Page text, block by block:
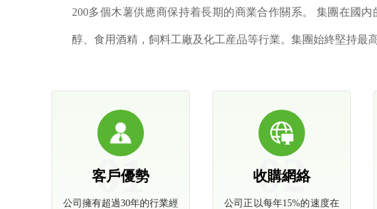
200多個木薯供應商保持着長期的商業合作關系。 集團在國
醇、食用酒精，飼料工廠及化工産品等行業。集團始終堅持最
01
客戶優勢
公司擁有超過30年的行業經
02
收購網絡
公司正以每年15%的速度在